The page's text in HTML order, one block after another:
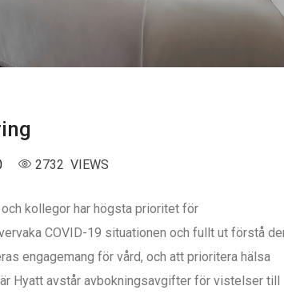
2732 VIEWS
kollegor har högsta prioritet för
COVID-19 situationen och fullt ut förstå
engagemang för vård, och att prioritera hälsa
Hyatt avstår avbokningsavgifter för vistelser till